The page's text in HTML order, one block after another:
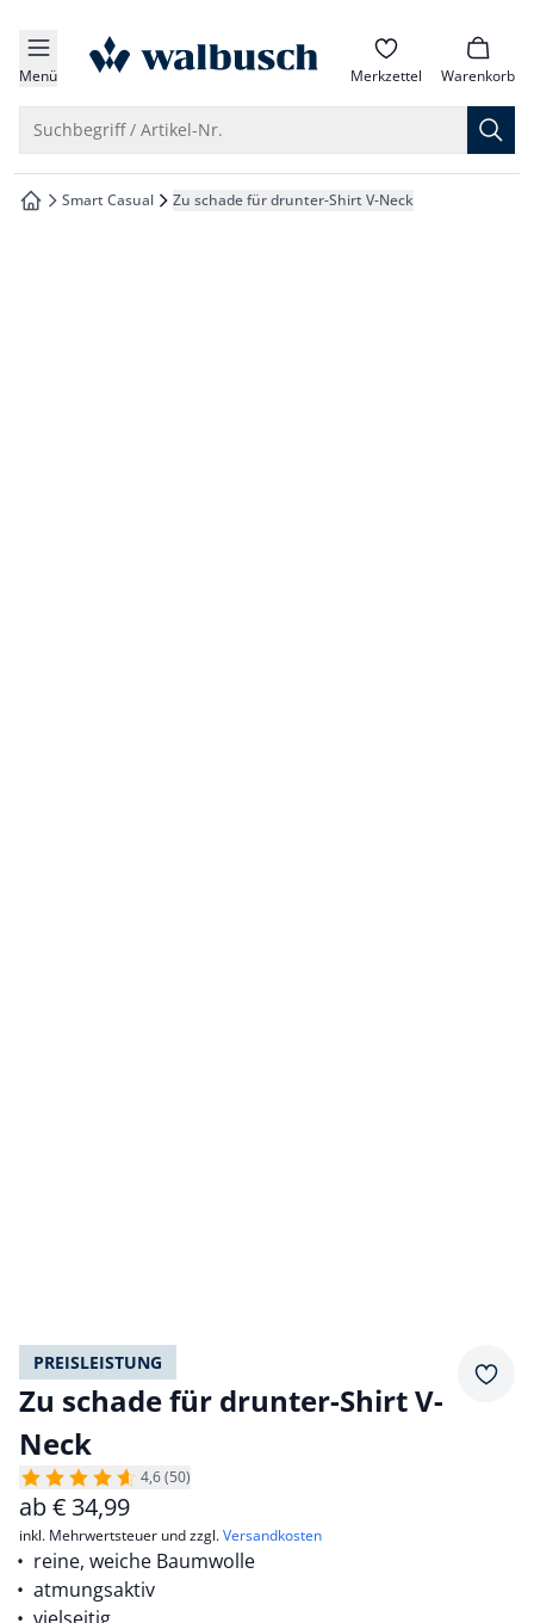
springen
springen
springen
springen
Menü zur Startseite Merkzettel Warenkorb
Suchbegriff / Artikel-Nr.
zur Startseite
Smart Casual Zu schade für drunter-Shirt V-Neck
PREISLEISTUNG
Zu schade für drunter-Shirt V-
Neck
4,6 (50)
ab€ 34,99
inkl. Mehrwertsteuer und zzgl.Versandkosten
reine, weiche Baumwolle
atmungsaktiv